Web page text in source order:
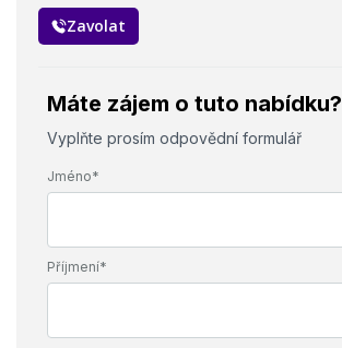
Zavolat
Máte zájem o tuto nabídku?
Vyplňte prosím odpovědní formulář
Jméno*
Příjmení*